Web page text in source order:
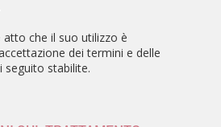
atto che il suo utilizzo è
dei termini e delle
seguito stabilite.